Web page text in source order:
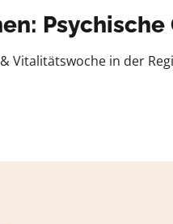
& Vitalitätswoche in der